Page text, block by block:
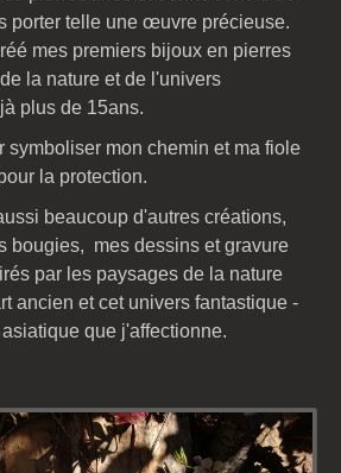
porter telle une œuvre précieuse.
mes premiers bijoux en pierres
la nature et de l'univers
plus de 15ans.
symboliser mon chemin et ma fiole
la protection.
beaucoup d'autres créations,
bougies, mes dessins et gravure
par les paysages de la nature
ancien et cet univers fantastique -
que j'affectionne.